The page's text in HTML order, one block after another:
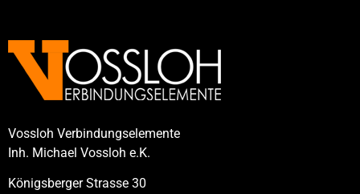
Vossloh Verbindungselemente
Inh. Michael Vossloh e.K.
Königsberger Strasse 30